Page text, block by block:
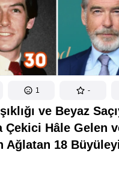
1 -
ve Beyaz
Çekici Hâle Gelen
Ağlatan 18